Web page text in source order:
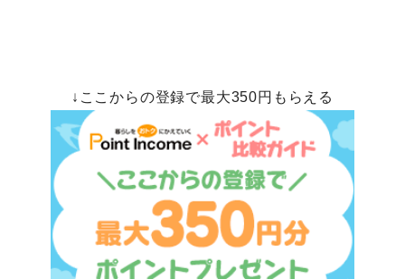
↓ここからの登録で最大350円もらえる